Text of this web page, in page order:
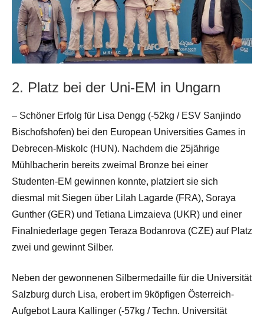
2. Platz bei der Uni-EM in Ungarn
– Schöner Erfolg für Lisa Dengg (-52kg / ESV Sanjindo
Bischofshofen) bei den European Universities Games in
Debrecen-Miskolc (HUN). Nachdem die 25jährige
Mühlbacherin bereits zweimal Bronze bei einer
Studenten-EM gewinnen konnte, platziert sie sich
diesmal mit Siegen über Lilah Lagarde (FRA), Soraya
Gunther (GER) und Tetiana Limzaieva (UKR) und einer
Finalniederlage gegen Teraza Bodanrova (CZE) auf Platz
zwei und gewinnt Silber.
Neben der gewonnenen Silbermedaille für die Universität
Salzburg durch Lisa, erobert im 9köpfigen Österreich-
Aufgebot Laura Kallinger (-57kg / Techn. Universität